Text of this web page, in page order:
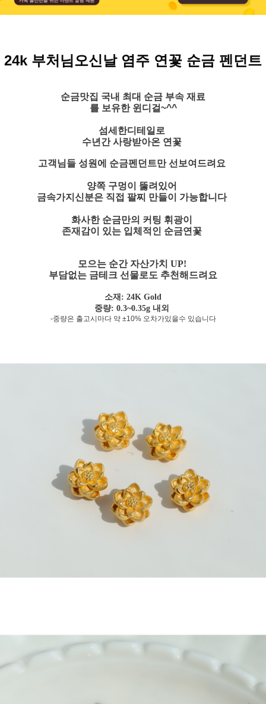
24k 부처님오신날 염주 연꽃 순금 펜던트
순금맛집 국내 최대 순금 부속 재료
를 보유한 윈디걸~^^
섬세한디테일로
수년간 사랑받아온 연꽃
고객님들 성원에 순금펜던트만 선보여드려요
양쪽 구멍이 뚫려있어
금속가지신분은 직접 팔찌 만들이 가능합니다
화사한 순금만의 커팅 휘광이
존재감이 있는 입체적인 순금연꽃
모으는 순간 자산가치 UP!
부담없는 금테크 선물로도 추천해드려요
소재: 24K Gold
중량: 0.3~0.35g 내외
-중량은 출고시마다 약 ±10% 오차가있을수 있습니다